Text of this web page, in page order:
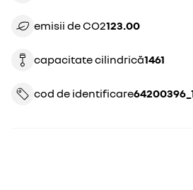
emisii de CO2 123.00
capacitate cilindrică 1461
cod de identificare